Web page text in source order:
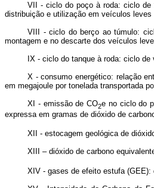
VII - ciclo do poço à roda: ciclo de
distribuição e utilização em veículos
VIII - ciclo do berço ao túmulo:
montagem e no descarte dos veículos
IX - ciclo do tanque à roda: ciclo
X - consumo energético: relação
em megajoule por tonelada transportada
XI - emissão de CO2e no ciclo do
expressa em gramas de dióxido de
XII - estocagem geológica de
XIII – dióxido de carbono
XIV - gases de efeito estufa (GEE):